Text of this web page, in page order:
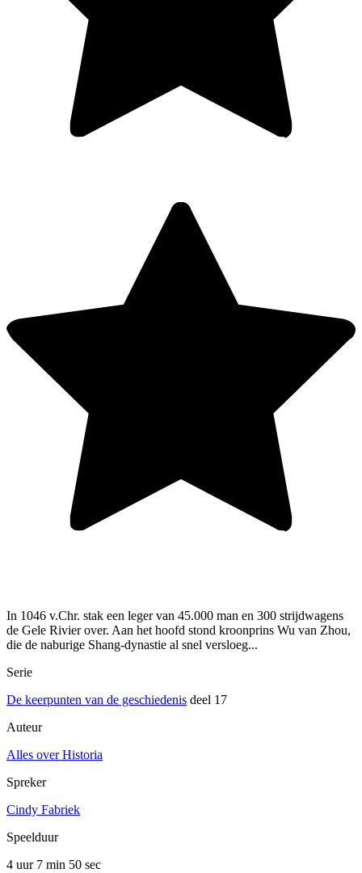
In 1046 v.Chr. stak een leger van 45.000 man en 300 strijdwagens
de Gele Rivier over. Aan het hoofd stond kroonprins Wu van Zhou,
die de naburige Shang-dynastie al snel versloeg...
Serie
De keerpunten van de geschiedenis deel 17
Auteur
Alles over Historia
Spreker
Cindy Fabriek
Speelduur
4 uur 7 min 50 sec